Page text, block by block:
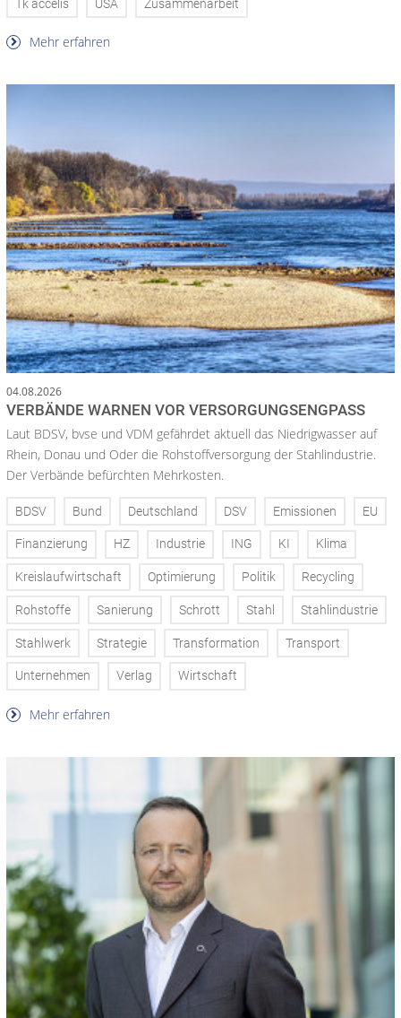
Tk accelis USA Zusammenarbeit
Mehr erfahren
04.08.2026
VERBÄNDE WARNEN VOR VERSORGUNGSENGPASS
Laut BDSV, bvse und VDM gefährdet aktuell das Niedrigwasser auf
Rhein, Donau und Oder die Rohstoffversorgung der Stahlindustrie.
Der Verbände befürchten Mehrkosten.
BDSV Bund Deutschland DSV Emissionen EU
Finanzierung HZ Industrie ING KI Klima
Kreislaufwirtschaft Optimierung Politik Recycling
Rohstoffe Sanierung Schrott Stahl Stahlindustrie
Stahlwerk Strategie Transformation Transport
Unternehmen Verlag Wirtschaft
Mehr erfahren